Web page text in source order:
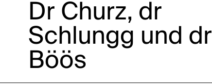
Dr Churz, dr
Schlungg und dr
Böös